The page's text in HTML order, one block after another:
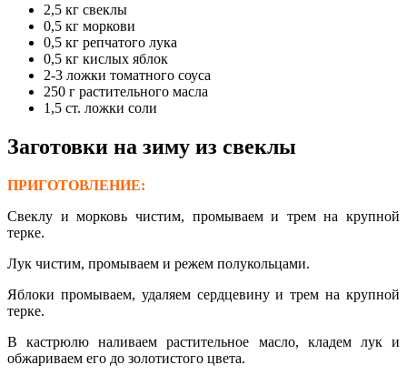
2,5 кг свеклы
0,5 кг моркови
0,5 кг репчатого лука
0,5 кг кислых яблок
2-3 ложки томатного соуса
250 г растительного масла
1,5 ст. ложки соли
Заготовки на зиму из свеклы
ПРИГОТОВЛЕНИЕ:
Свеклу и морковь чистим, промываем и трем на крупной
терке.
Лук чистим, промываем и режем полукольцами.
Яблоки промываем, удаляем сердцевину и трем на крупной
терке.
В кастрюлю наливаем растительное масло, кладем лук и
обжариваем его до золотистого цвета.